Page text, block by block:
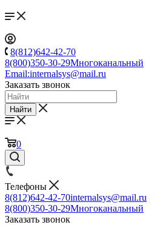
8(812)642-42-70
8(800)350-30-29Многоканальный
Email:internalsys@mail.ru
Заказать звонок
Найти
0
Телефоны
8(812)642-42-70internalsys@mail.ru
8(800)350-30-29Многоканальный
Заказать звонок